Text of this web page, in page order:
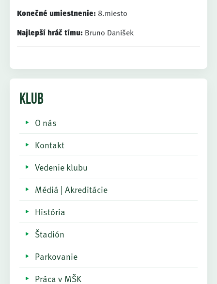
Konečné umiestnenie: 8.miesto
Najlepší hráč tímu: Bruno Danišek
KLUB
O nás
Kontakt
Vedenie klubu
Médiá | Akreditácie
História
Štadión
Parkovanie
Práca v MŠK